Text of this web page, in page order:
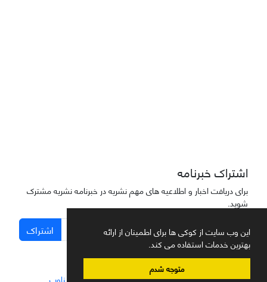
این وب سایت از کوکی ها برای اطمینان از ارائه
بهترین خدمات استفاده می کند.
متوجه شدم
اشتراک خبرنامه
برای دریافت اخبار و اطلاعیه های مهم نشریه در خبرنامه نشریه مشترک
شوید.
اشتراک
سامانه مدیریت نشریات علمی.طراحی و پیاده سازی از سیناوب